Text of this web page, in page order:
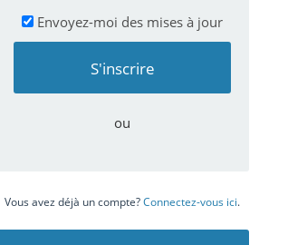
Envoyez-moi des mises à jour
ou
Vous avez déjà un compte?Connectez-vous ici.